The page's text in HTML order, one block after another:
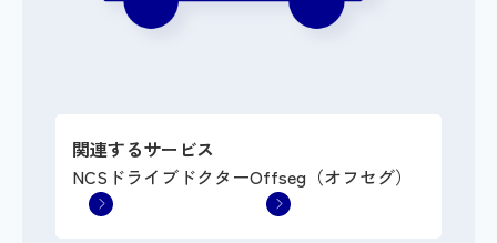
関連するサービス
NCSドライブドクターOffseg（オフセグ）